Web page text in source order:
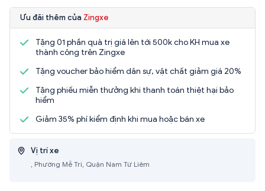
Ưu đãi thêm của Zingxe
Tặng 01 phần quà trị giá lên tới 500k cho KH mua xe
thành công trên Zingxe
Tặng voucher bảo hiểm dân sự, vật chất giảm giá 20%
Tặng phiếu miễn thưởng khi thanh toán thiệt hại bảo
hiểm
Giảm 35% phí kiểm định khi mua hoặc bán xe
Vị trí xe
, Phường Mễ Trì, Quận Nam Từ Liêm